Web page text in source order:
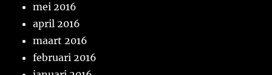
mei 2016
april 2016
maart 2016
februari 2016